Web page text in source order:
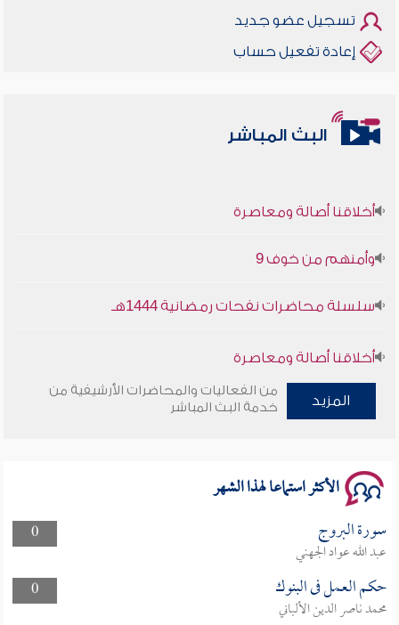
تسجيل عضو جديد
إعادة تفعيل حساب
البث المباشر
أخلاقنا أصالة ومعاصرة
وأمنهم من خوف 9
سلسلة محاضرات نفحات رمضانية 1444هـ
أخلاقنا أصالة ومعاصرة
وأمنهم من خوف 9
المزيد
من الفعاليات والمحاضرات الأرشيفية من
خدمة البث المباشر
الأكثر استماعا لهذا الشهر
0 سورة البروج
عبد الله عواد الجهني
0
حكم العمل فى البنوك
محمد ناصر الدين الألباني